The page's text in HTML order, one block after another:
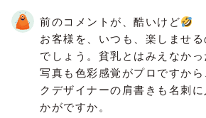
前のコメントが、酷いけど
お客様を、いつも、楽しませ
でしょう。貧乳とはみえなかっ
写真も色彩感覚がプロですから
クデザイナーの肩書きも名刺
かがですか。